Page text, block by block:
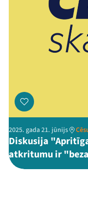
Threads
2025. gada 21. jūnijs
Diskusija
atkritumu ir